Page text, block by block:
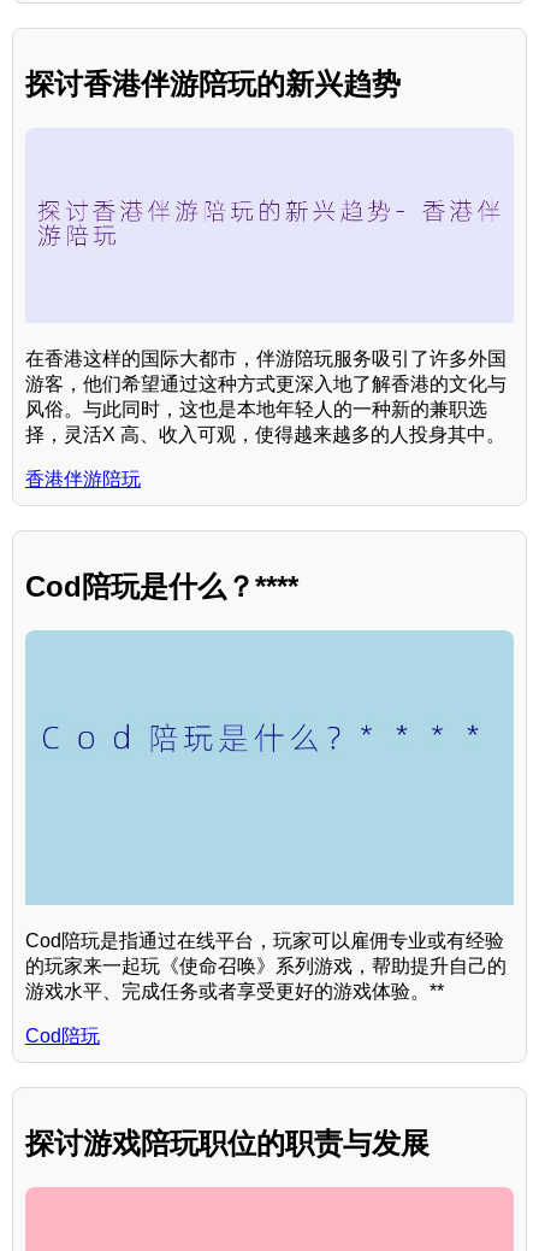
探讨香港伴游陪玩的新兴趋势
在香港这样的国际大都市，伴游陪玩服务吸引了许多外国
游客，他们希望通过这种方式更深入地了解香港的文化与
风俗。与此同时，这也是本地年轻人的一种新的兼职选
择，灵活X 高、收入可观，使得越来越多的人投身其中。
香港伴游陪玩
Cod陪玩是什么？****
Cod陪玩是指通过在线平台，玩家可以雇佣专业或有经验
的玩家来一起玩《使命召唤》系列游戏，帮助提升自己的
游戏水平、完成任务或者享受更好的游戏体验。**
Cod陪玩
探讨游戏陪玩职位的职责与发展